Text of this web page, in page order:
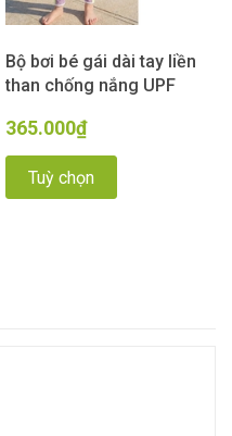
Bộ bơi bé gái dài tay liền
than chống nắng UPF
Momasong (Korea)
365.000₫
Tuỳ chọn